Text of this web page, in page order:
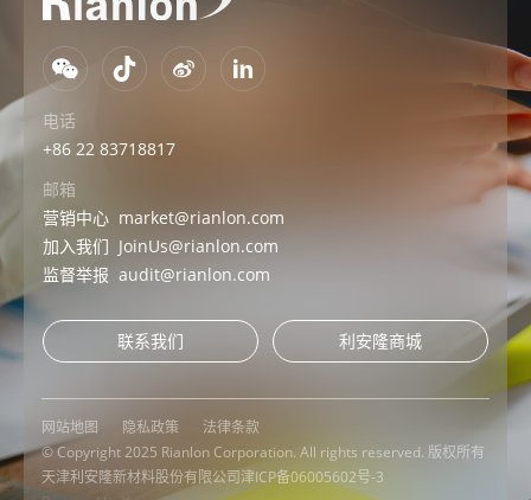
电话
+86 22 83718817
邮箱
营销中心 market@rianlon.com
加入我们 JoinUs@rianlon.com
监督举报 audit@rianlon.com
联系我们 利安隆商城
© Copyright 2025 Rianlon Corporation. All rights reserved. 版权所有
天津利安隆新材料股份有限公司津ICP备06005602号-3
网站地图 隐私政策 法律条款